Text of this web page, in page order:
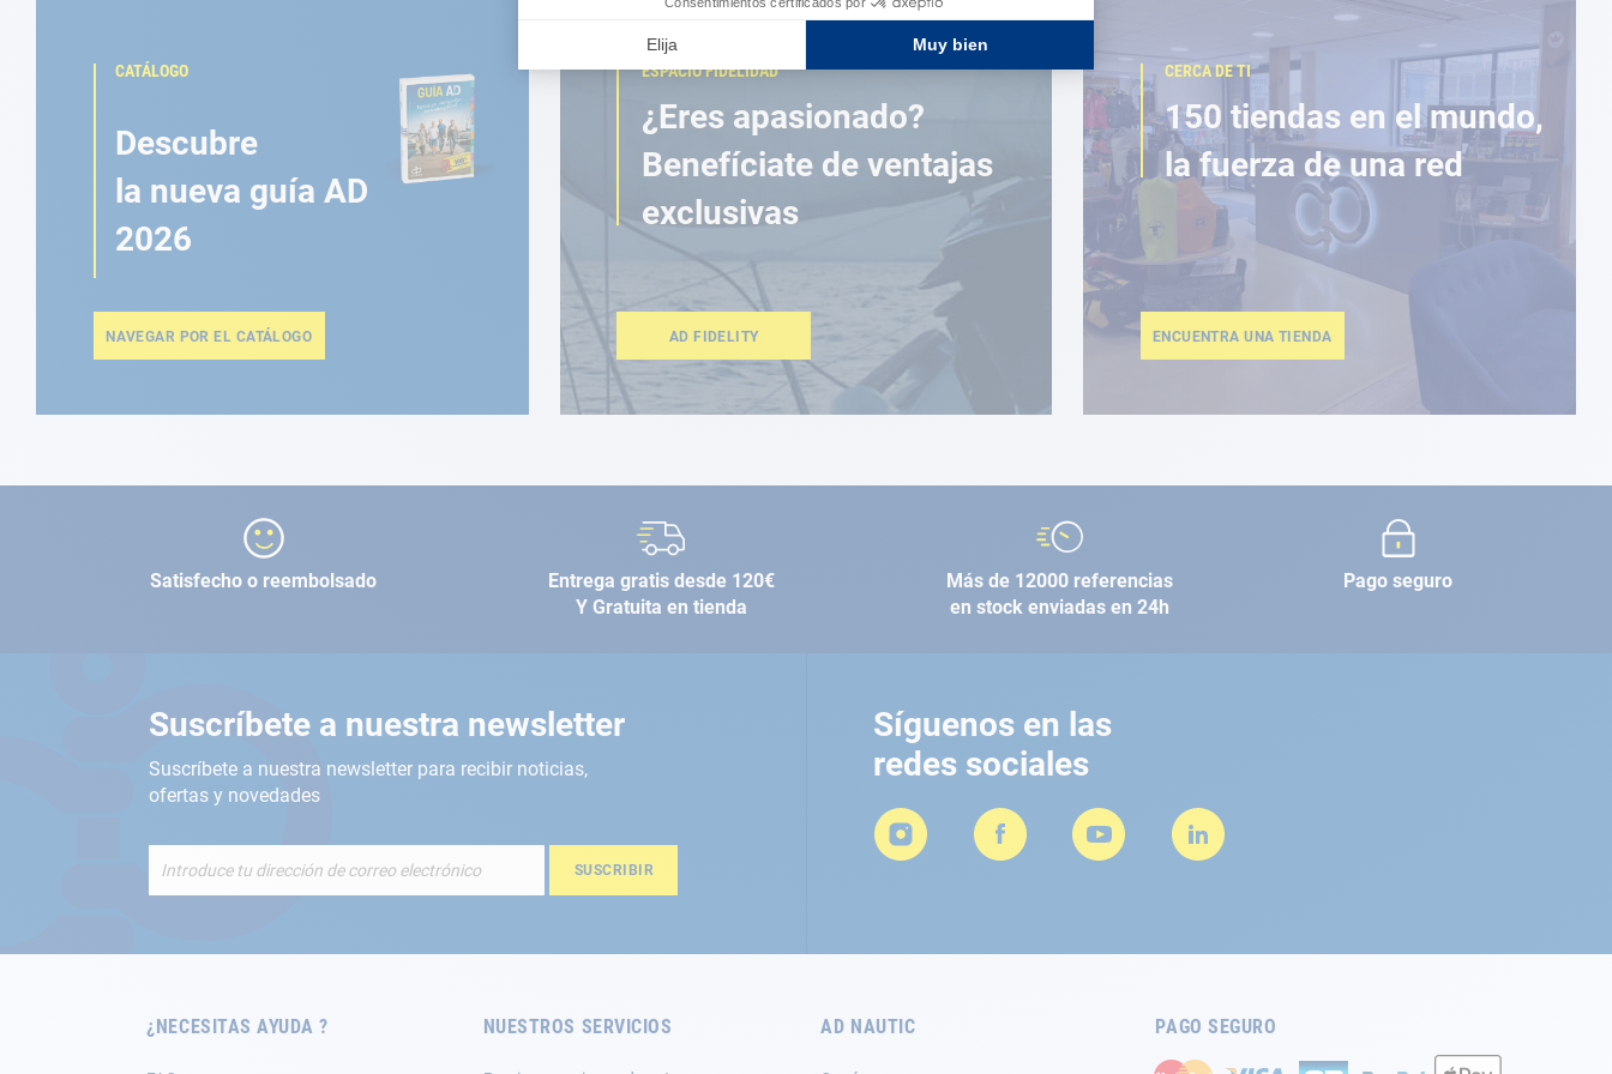
CATÁLOGO
Descubre
la nueva guía AD
2026
NAVEGAR POR EL CATÁLOGO
ESPACIO FIDELIDAD
¿Eres apasionado?
Benefíciate de ventajas
exclusivas
AD FIDELITY
CERCA DE TI
150 tiendas en el mundo,
la fuerza de una red
ENCUENTRA UNA TIENDA
Satisfecho o reembolsado
Entrega gratis desde 120€
Y Gratuita en tienda
Más de 12000 referencias
en stock enviadas en 24h
Pago seguro
Suscríbete a nuestra newsletter
Suscríbete a nuestra newsletter para recibir noticias,
ofertas y novedades
de
SUSCRIBIR
Síguenos en las
redes sociales
¿NECESITAS AYUDA ? NUESTROS SERVICIOS AD NAUTIC PAGO SEGURO